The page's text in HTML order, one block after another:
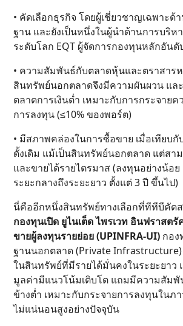
• คัดเลือกธุรกิจ โดยผู้เชี่ยวชาญเฉพาะด้
ฐาน และยังเป็นหนึ่งในผู้นำด้านการบริห
ระดับโลก EQT ผู้จัดการกองทุนหลักอัน
• ความสัมพันธ์กับตลาดหุ้นและตราสาร
สินทรัพย์นอกตลาดจึงมีความผันผวน แล
ตลาดการเงินต่ำ เหมาะกับการกระจายค
การลงทุน (≤10% ของพอร์ต)
• มีสภาพคล่องในการซื้อขาย เมื่อเทียบกั
ดั้งเดิม แม้เป็นสินทรัพย์นอกตลาด แต่สา
และขายได้รายไตรมาส (ลงทุนอย่างน้อ
ระยะกลางถึงระยะยาว ตั้งแต่ 3 ปี ขึ้นไป)
นี่คืออีกหนึ่งสินทรัพย์ทางเลือกที่ทีทีบีคัด
กองทุนเปิด ยูไนเต็ด ไพรเวท อินฟราสต
ขายผู้ลงทุนรายย่อย (UPINFRA-UI) กอง
ฐานนอกตลาด (Private
ในสินทรัพย์ที่มีรายได้มั่นคงในระยะยาว
มูลค่ามีแนวโน้มเติบโต แถมมีความสัม
ข้างต่ำ เหมาะกับกระจายการลงทุนในภ
ไม่แน่นอนสูงอย่างปัจจุบัน